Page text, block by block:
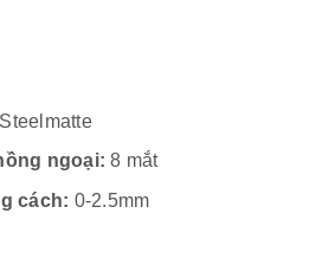
Steelmatte
ngoại:8 mắt
cách: 0-2.5mm